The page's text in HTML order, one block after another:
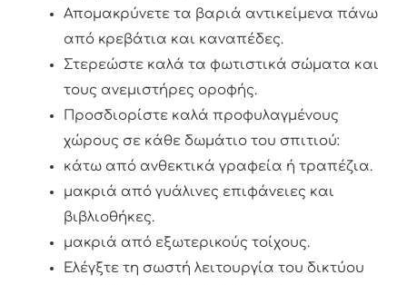
Απομακρύνετε τα βαριά αντικείμενα πάνω
από κρεβάτια και καναπέδες.
Στερεώστε καλά τα φωτιστικά σώματα και
τους ανεμιστήρες οροφής.
Προσδιορίστε καλά προφυλαγμένους
χώρους σε κάθε δωμάτιο του σπιτιού:
κάτω από ανθεκτικά γραφεία ή τραπέζια.
μακριά από γυάλινες επιφάνειες και
βιβλιοθήκες.
μακριά από εξωτερικούς τοίχους.
Ελέγξτε τη σωστή λειτουργία του δικτύου